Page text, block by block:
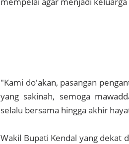
"Kami do'akan, pasangan
yang sakinah, semoga
selalu bersama hingga akhir
Wakil Bupati Kendal yang dekat